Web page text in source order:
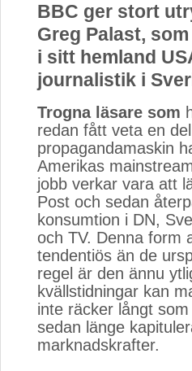
BBC ger stort
Greg Palast,
i sitt hemland
journalistik i
Trogna läsare som
redan fått veta en
propagandamaskin
Amerikas
jobb verkar vara att
Post och sedan
konsumtion i DN,
och TV. Denna form
tendentiös än de
regel är den ännu
kvällstidningar kan
inte räcker långt
sedan länge
marknadskrafter.